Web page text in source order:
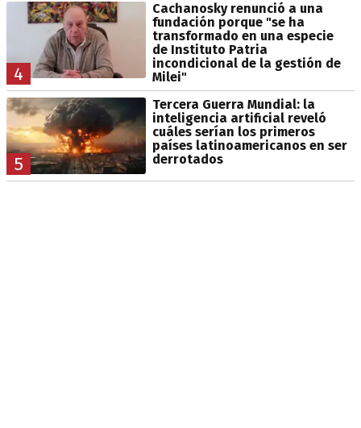
4
Cachanosky renunció a una
fundación porque "se ha
transformado en una especie
de Instituto Patria
incondicional de la gestión de
Milei"
5
Tercera Guerra Mundial: la
inteligencia artificial reveló
cuáles serían los primeros
países latinoamericanos en ser
derrotados